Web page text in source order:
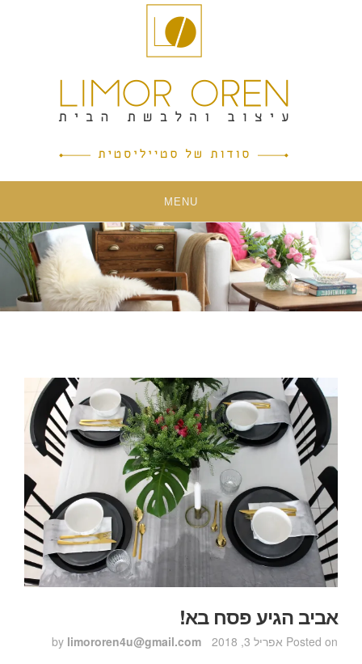
MENU
אביב הגיע פסח בא!
Posted on אפריל 3, 2018
limororen4u@gmail.com